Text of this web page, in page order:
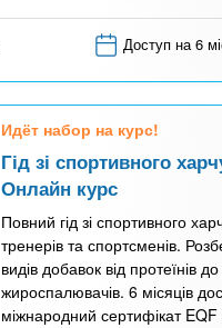
Доступ на 6
Идёт набор на курс!
Гід зі спортивного
Онлайн курс
Повний гід зі спортивного
тренерів та спортсменів.
видів добавок від протеїнів до
жироспалювачів. 6 місяців
міжнародний сертифікат EQF